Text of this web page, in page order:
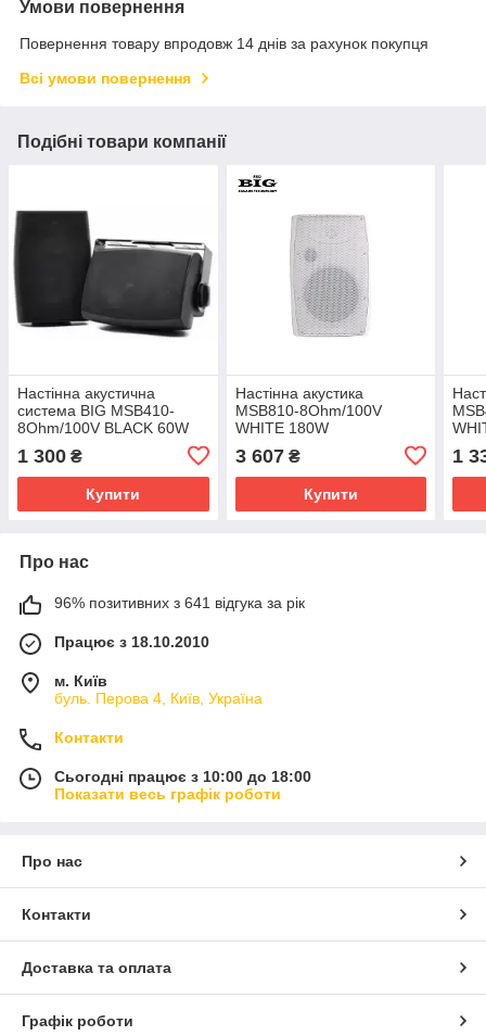
Умови повернення
Повернення товару впродовж 14 днів за рахунок покупця
Всі умови повернення
Подібні товари компанії
Настінна акустична
система BIG MSB410-
8Ohm/100V BLACK 60W
1 300 ₴
Купити
Настінна акустика
MSB810-8Ohm/100V
WHITE 180W
3 607₴
Купити
1
Про нас
96% позитивних з 641 відгука за рік
Працює з 18.10.2010
м. Київ
буль. Перова 4, Київ, Україна
Контакти
Сьогодні працює з 10:00 до 18:00
Показати весь графік роботи
Про нас
Контакти
Доставка та оплата
Графік роботи